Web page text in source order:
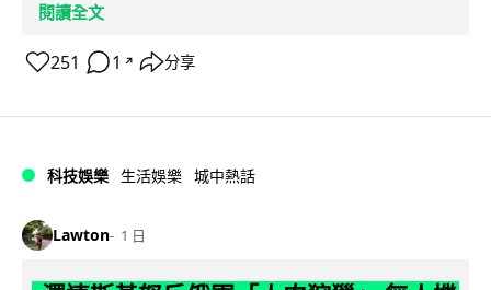
閱讀全文
251 1 ↗ 分享
科技娛樂 生活娛樂 城中熱話
Lawton 1 日